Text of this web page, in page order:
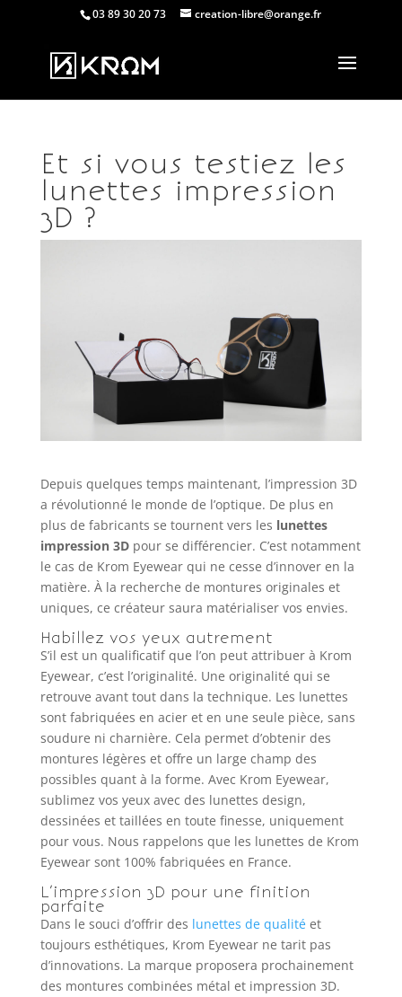
03 89 30 20 73 creation-libre@orange.fr
Et si vous testiez les
lunettes impression
3D ?
Depuis quelques temps maintenant, l’impression 3D
a révolutionné le monde de l’optique. De plus en
plus de fabricants se tournent vers les lunettes
impression 3Dpour se différencier. C’est notamment
le cas de Krom Eyewear qui ne cesse d’innover en la
matière. À la recherche de montures originales et
uniques, ce créateur saura matérialiser vos envies.
Habillez vos yeux autrement
S’il est un qualificatif que l’on peut attribuer à Krom
Eyewear, c’est l’originalité. Une originalité qui se
retrouve avant tout dans la technique. Les lunettes
sont fabriquées en acier et en une seule pièce, sans
soudure ni charnière. Cela permet d’obtenir des
montures légères et offre un large champ des
possibles quant à la forme. Avec Krom Eyewear,
sublimez vos yeux avec des lunettes design,
dessinées et taillées en toute finesse, uniquement
pour vous. Nous rappelons que les lunettes de Krom
Eyewear sont 100% fabriquées en France.
L’impression 3D pour une finition
parfaite
Dans le souci d’offrir des lunettes de qualitéet
toujours esthétiques, Krom Eyewear ne tarit pas
d’innovations. La marque proposera prochainement
des montures combinées métal et impression 3D.